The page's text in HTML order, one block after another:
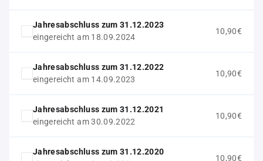
Jahresabschluss zum 31.12.2023
eingereicht am 18.09.2024
10,90€
Jahresabschluss zum 31.12.2022
eingereicht am 14.09.2023
10,90€
Jahresabschluss zum 31.12.2021
eingereicht am 30.09.2022
10,90€
Jahresabschluss zum 31.12.2020
10,90€